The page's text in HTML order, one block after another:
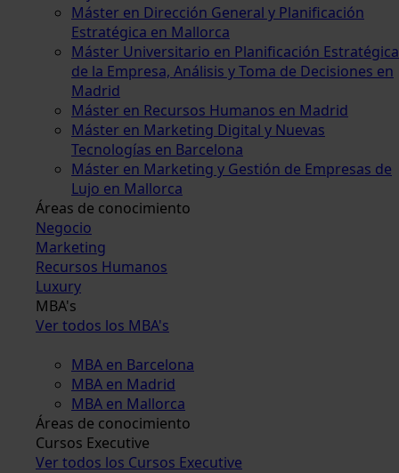
Máster en Dirección General y Planificación
Estratégica en Mallorca
Máster Universitario en Planificación Estratégica
de la Empresa, Análisis y Toma de Decisiones en
Madrid
Máster en Recursos Humanos en Madrid
Máster en Marketing Digital y Nuevas
Tecnologías en Barcelona
Máster en Marketing y Gestión de Empresas de
Lujo en Mallorca
Áreas de conocimiento
Negocio
Marketing
Recursos Humanos
Luxury
MBA's
Ver todos los MBA's
MBA en Barcelona
MBA en Madrid
MBA en Mallorca
Áreas de conocimiento
Cursos Executive
Ver todos los Cursos Executive